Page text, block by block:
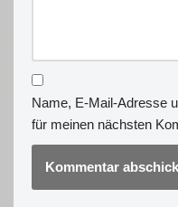
Name, E-Mail-Adresse
für meinen nächsten